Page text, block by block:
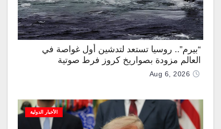
“بيرم”.. روسيا تستعد لتدشين أول غواصة في
العالم مزودة بصواريخ كروز فرط صوتية
Aug 6, 2026
الأخبار الدولية